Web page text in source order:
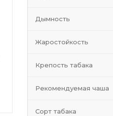
Дымность
Жаростойкость
Крепость табака
Рекомендуемая чаша
Сорт табака